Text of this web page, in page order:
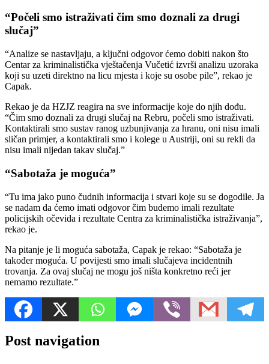
“Počeli smo istraživati čim smo doznali za drugi
slučaj”
“Analize se nastavljaju, a ključni odgovor ćemo dobiti nakon što
Centar za kriminalistička vještačenja Vučetić izvrši analizu uzoraka
koji su uzeti direktno na licu mjesta i koje su osobe pile”, rekao je
Capak.
Rekao je da HZJZ reagira na sve informacije koje do njih dođu.
“Čim smo doznali za drugi slučaj na Rebru, počeli smo istraživati.
Kontaktirali smo sustav ranog uzbunjivanja za hranu, oni nisu imali
sličan primjer, a kontaktirali smo i kolege u Austriji, oni su rekli da
nisu imali nijedan takav slučaj.”
“Sabotaža je moguća”
“Tu ima jako puno čudnih informacija i stvari koje su se dogodile. Ja
se nadam da ćemo imati odgovor čim budemo imali rezultate
policijskih očevida i rezultate Centra za kriminalistička istraživanja”,
rekao je.
Na pitanje je li moguća sabotaža, Capak je rekao: “Sabotaža je
također moguća. U povijesti smo imali slučajeva incidentnih
trovanja. Za ovaj slučaj ne mogu još ništa konkretno reći jer
nemamo rezultate.”
Post navigation